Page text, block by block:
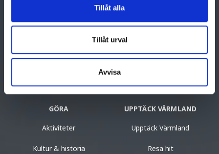
Tillåt alla
Tillåt urval
Avvisa
Dalavägen 10
0563-187 50
turist@hagfors.se
facebook.com/VisitHagfors
GÖRA
Aktiviteter
Kultur & historia
UPPTÄCK VÄRMLAND
Upptäck Värmland
Resa hit